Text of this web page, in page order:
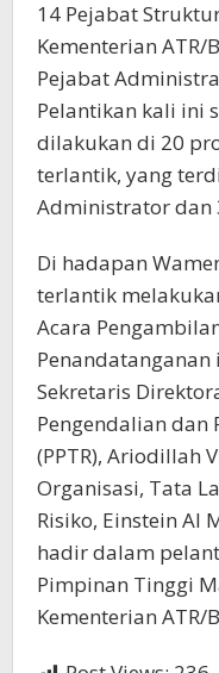
14 Pejabat
Kementerian ATR/
Pejabat
Pelantikan kali ini
dilakukan di 20
terlantik, yang
Administrator dan
Di hadapan
terlantik
Acara
Sekretaris
Pengendalian dan
(PPTR), Ariodillah
Organisasi, Tata
Risiko, Einstein Al
hadir dalam
Pimpinan Tinggi
Kementerian ATR/